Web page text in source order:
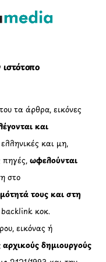
Διαγωνισμούς
Υλικού